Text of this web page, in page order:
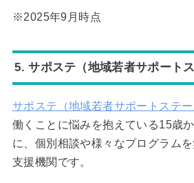
※2025年9月時点
5. サポステ（地域若者サポートス
サポステ（地域若者サポートステー
働くことに悩みを抱えている15歳
に、個別相談や様々なプログラム
支援機関です。